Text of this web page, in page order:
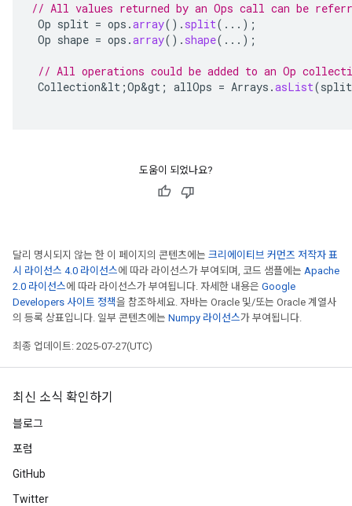
// All values returned by an Ops call can be
Op split = ops .array(). split(...);
Op shape = ops .array(). shape(...);
// All operations could be added to an Op
Collection&lt ;Op&gt ; allOps = Arrays .asList(split
도움이 되었나요?
달리 명시되지 않는 한 이 페이지의 콘텐츠에는 크리에이티브 커먼즈 저작자 표
시 라이선스 4.0 라이선스에 따라 라이선스가 부여되며, 코드 샘플에는 Apache
2.0 라이선스에 따라 라이선스가 부여됩니다. 자세한 내용은 Google
Developers 사이트 정책을 참조하세요. 자바는 Oracle 및/또는 Oracle 계열사
의 등록 상표입니다. 일부 콘텐츠에는 Numpy 라이선스가 부여됩니다.
최종 업데이트: 2025-07-27(UTC)
최신 소식 확인하기
블로그
포럼
GitHub
Twitter